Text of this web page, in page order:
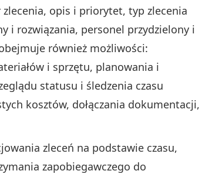
opis i priorytet, typ zlecenia
i rozwiązania, personel przydzielony i
również możliwości:
i sprzętu, planowania i
statusu i śledzenia czasu
kosztów, dołączania dokumentacji,
zleceń na podstawie czasu,
zapobiegawczego do